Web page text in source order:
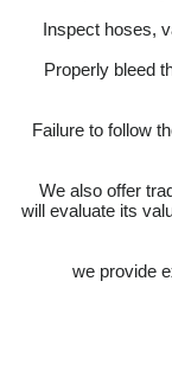
– Inspect
– Properly
Failure to follow
We also offer
will evaluate its
– we provide